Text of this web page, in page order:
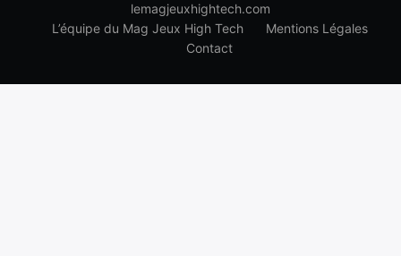
lemagjeuxhightech.com
L’équipe du Mag Jeux High Tech
Mentions Légales
Contact